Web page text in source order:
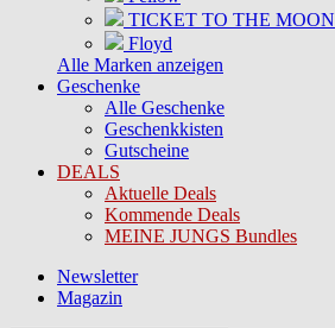
TICKET TO THE MOON
Floyd
Alle Marken anzeigen
Geschenke
Alle Geschenke
Geschenkkisten
Gutscheine
DEALS
Aktuelle Deals
Kommende Deals
MEINE JUNGS Bundles
Newsletter
Magazin